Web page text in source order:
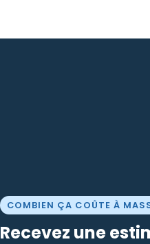
COMBIEN ÇA COÛTE À
Recevez une